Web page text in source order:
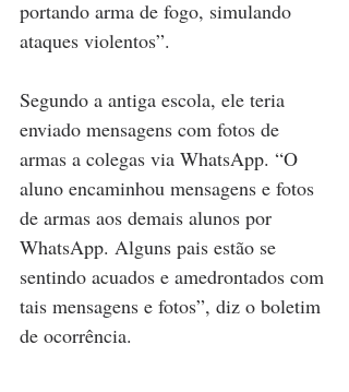
portando arma de fogo, simulando
ataques violentos”.
Segundo a antiga escola, ele teria
enviado mensagens com fotos de
armas a colegas via WhatsApp. “O
aluno encaminhou mensagens e fotos
de armas aos demais alunos por
WhatsApp. Alguns pais estão se
sentindo acuados e amedrontados com
tais mensagens e fotos”, diz o boletim
de ocorrência.